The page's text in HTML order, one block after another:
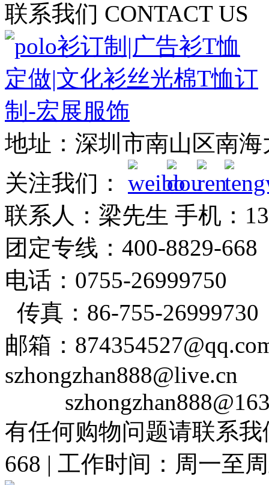
联系我们 CONTACT US
地址：深圳市南山区南
关注我们：
联系人：梁先生 手机：
团定专线：400-8829-
电话：0755-26999750
传真：86-755-26999730
邮箱：
szhongzhan888@live.cn
有任何购物问题请联系
668 | 工作时间：周一至